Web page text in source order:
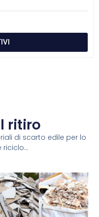
ritiro
di scarto edile per lo